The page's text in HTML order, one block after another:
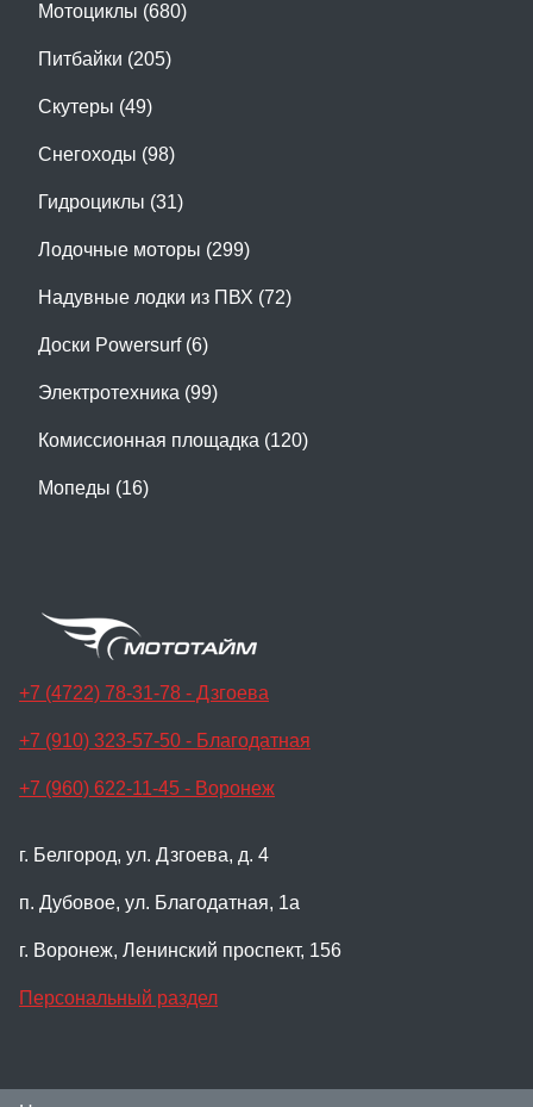
Мотоциклы (680)
Питбайки (205)
Скутеры (49)
Снегоходы (98)
Гидроциклы (31)
Лодочные моторы (299)
Надувные лодки из ПВХ (72)
Доски Powersurf (6)
Электротехника (99)
Комиссионная площадка (120)
Мопеды (16)
+7 (4722) 78-31-78 - Дзгоева
+7 (910) 323-57-50 - Благодатная
+7 (960) 622-11-45 - Воронеж
г. Белгород, ул. Дзгоева, д. 4
п. Дубовое, ул. Благодатная, 1а
г. Воронеж, Ленинский проспект, 156
Персональный раздел